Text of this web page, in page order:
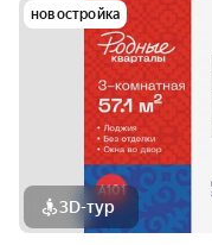
новостройка
3D-тур